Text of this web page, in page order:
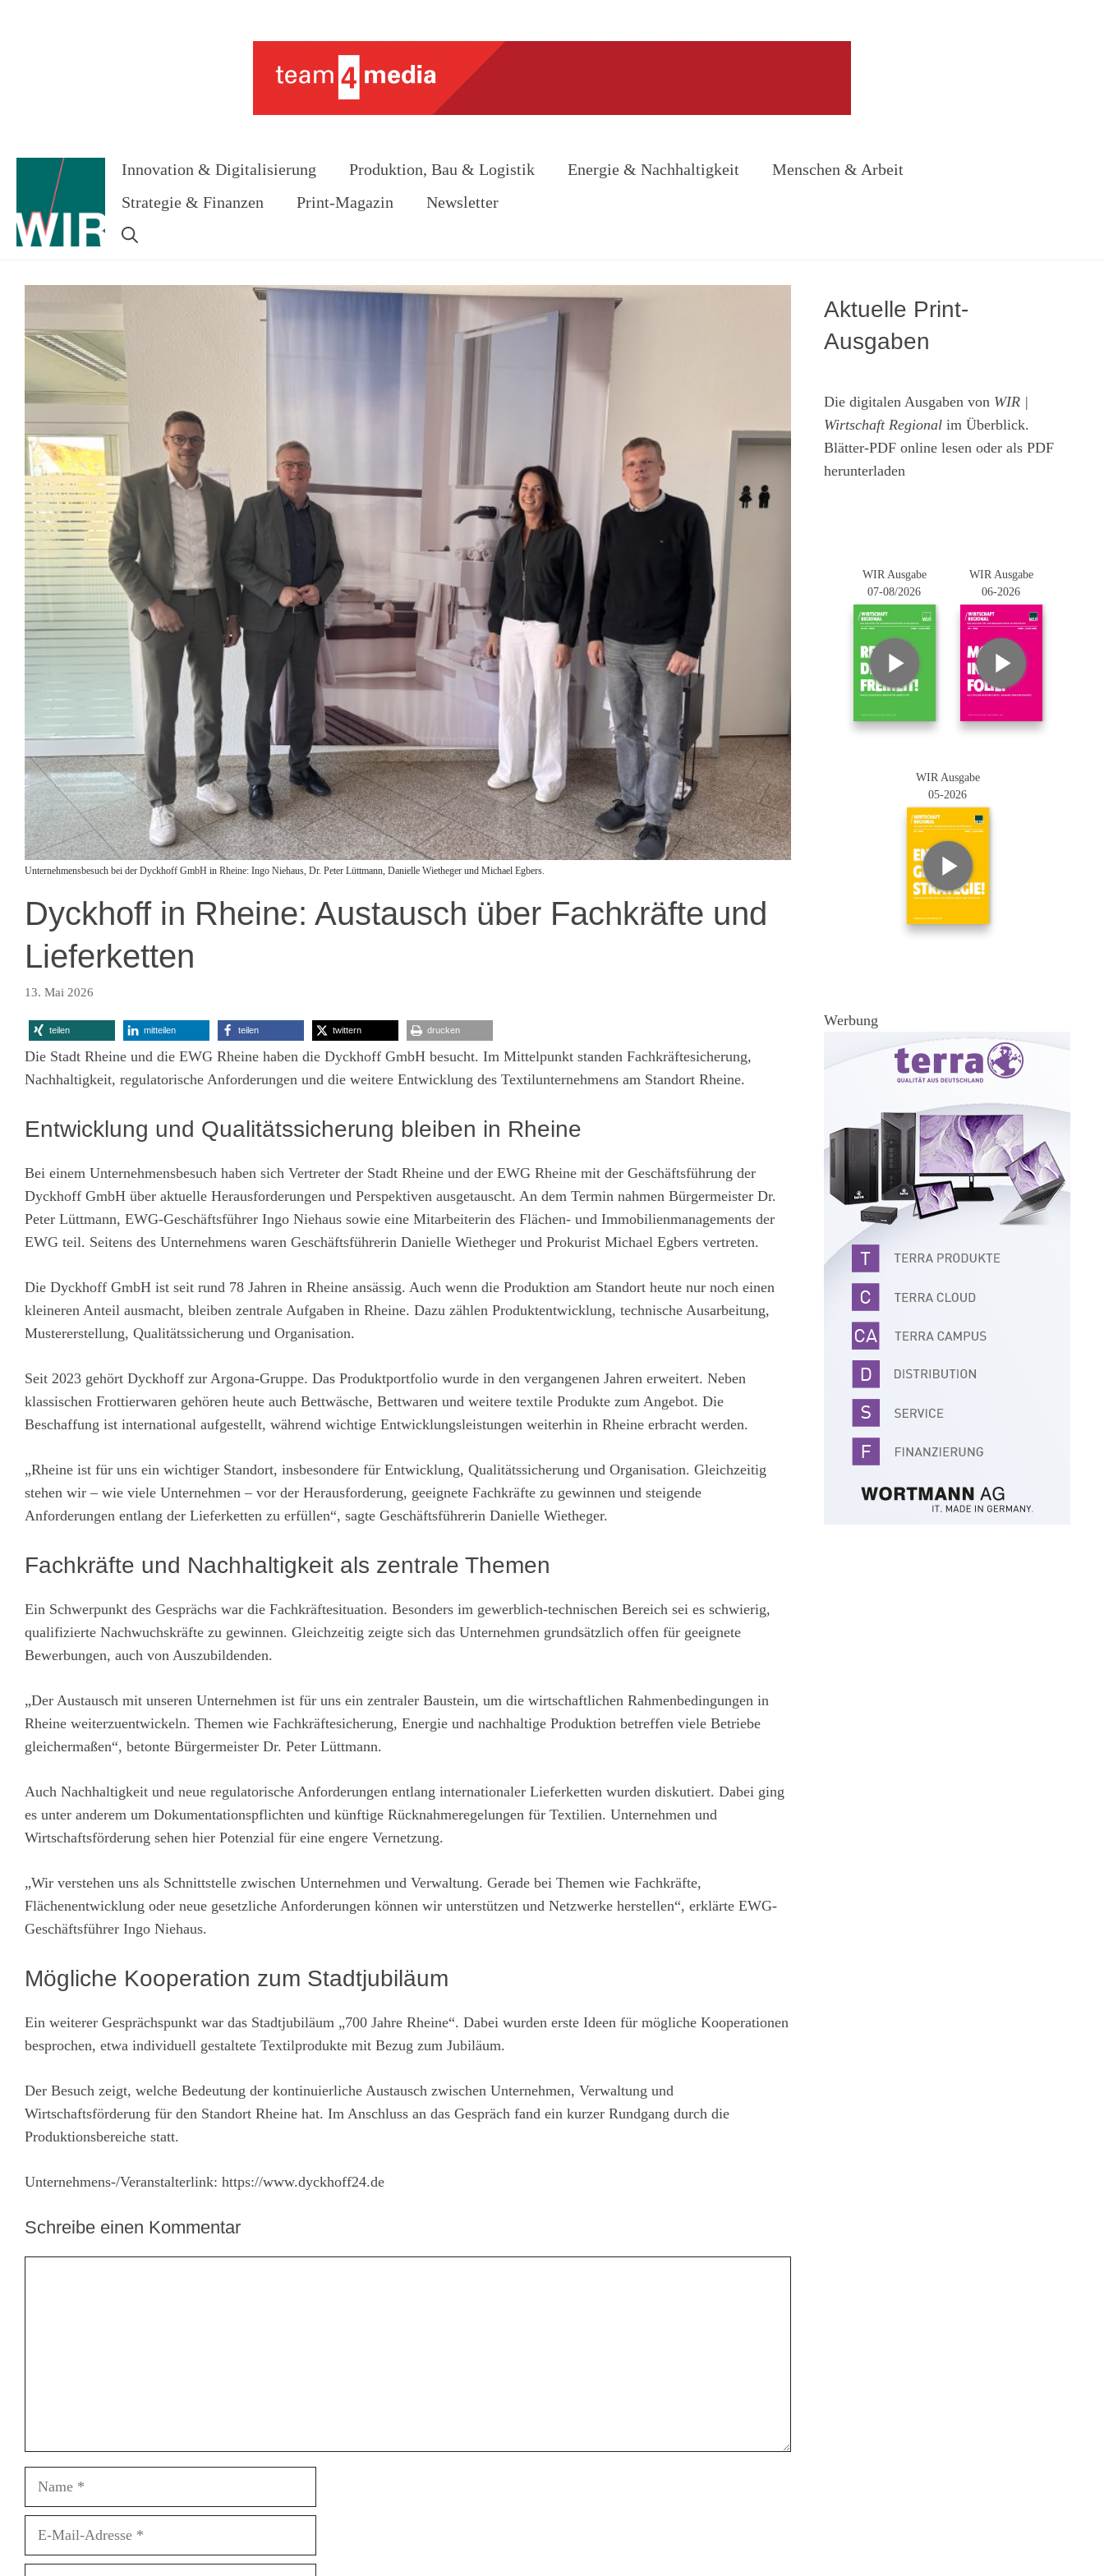
Innovation & Digitalisierung Produktion, Bau & Logistik Energie & Nachhaltigkeit
Menschen & Arbeit
Strategie & Finanzen
Print-Magazin Newsletter
Unternehmensbesuch bei der Dyckhoff GmbH in Rheine: Ingo Niehaus, Dr. Peter Lüttmann, Danielle Wietheger und Michael Egbers.
Dyckhoff in Rheine: Austausch über Fachkräfte und
Lieferketten
13. Mai 2026
teilen mitteilen teilen twittern drucken
Die Stadt Rheine und die EWG Rheine haben die Dyckhoff GmbH besucht. Im Mittelpunkt standen Fachkräftesicherung,
Nachhaltigkeit, regulatorische Anforderungen und die weitere Entwicklung des Textilunternehmens am Standort Rheine.
Entwicklung und Qualitätssicherung bleiben in Rheine
Bei einem Unternehmensbesuch haben sich Vertreter der Stadt Rheine und der EWG Rheine mit der Geschäftsführung der
Dyckhoff GmbH über aktuelle Herausforderungen und Perspektiven ausgetauscht. An dem Termin nahmen Bürgermeister Dr.
Peter Lüttmann, EWG-Geschäftsführer Ingo Niehaus sowie eine Mitarbeiterin des Flächen- und Immobilienmanagements der
EWG teil. Seitens des Unternehmens waren Geschäftsführerin Danielle Wietheger und Prokurist Michael Egbers vertreten.
Die Dyckhoff GmbH ist seit rund 78 Jahren in Rheine ansässig. Auch wenn die Produktion am Standort heute nur noch einen
kleineren Anteil ausmacht, bleiben zentrale Aufgaben in Rheine. Dazu zählen Produktentwicklung, technische Ausarbeitung,
Mustererstellung, Qualitätssicherung und Organisation.
Seit 2023 gehört Dyckhoff zur Argona-Gruppe. Das Produktportfolio wurde in den vergangenen Jahren erweitert. Neben
klassischen Frottierwaren gehören heute auch Bettwäsche, Bettwaren und weitere textile Produkte zum Angebot. Die
Beschaffung ist international aufgestellt, während wichtige Entwicklungsleistungen weiterhin in Rheine erbracht werden.
„Rheine ist für uns ein wichtiger Standort, insbesondere für Entwicklung, Qualitätssicherung und Organisation. Gleichzeitig
stehen wir – wie viele Unternehmen – vor der Herausforderung, geeignete Fachkräfte zu gewinnen und steigende
Anforderungen entlang der Lieferketten zu erfüllen“, sagte Geschäftsführerin Danielle Wietheger.
Fachkräfte und Nachhaltigkeit als zentrale Themen
Ein Schwerpunkt des Gesprächs war die Fachkräftesituation. Besonders im gewerblich-technischen Bereich sei es schwierig,
qualifizierte Nachwuchskräfte zu gewinnen. Gleichzeitig zeigte sich das Unternehmen grundsätzlich offen für geeignete
Bewerbungen, auch von Auszubildenden.
„Der Austausch mit unseren Unternehmen ist für uns ein zentraler Baustein, um die wirtschaftlichen Rahmenbedingungen in
Rheine weiterzuentwickeln. Themen wie Fachkräftesicherung, Energie und nachhaltige Produktion betreffen viele Betriebe
gleichermaßen“, betonte Bürgermeister Dr. Peter Lüttmann.
Auch Nachhaltigkeit und neue regulatorische Anforderungen entlang internationaler Lieferketten wurden diskutiert. Dabei ging
es unter anderem um Dokumentationspflichten und künftige Rücknahmeregelungen für Textilien. Unternehmen und
Wirtschaftsförderung sehen hier Potenzial für eine engere Vernetzung.
„Wir verstehen uns als Schnittstelle zwischen Unternehmen und Verwaltung. Gerade bei Themen wie Fachkräfte,
Flächenentwicklung oder neue gesetzliche Anforderungen können wir unterstützen und Netzwerke herstellen“, erklärte EWG-
Geschäftsführer Ingo Niehaus.
Mögliche Kooperation zum Stadtjubiläum
Ein weiterer Gesprächspunkt war das Stadtjubiläum „700 Jahre Rheine“. Dabei wurden erste Ideen für mögliche Kooperationen
besprochen, etwa individuell gestaltete Textilprodukte mit Bezug zum Jubiläum.
Der Besuch zeigt, welche Bedeutung der kontinuierliche Austausch zwischen Unternehmen, Verwaltung und
Wirtschaftsförderung für den Standort Rheine hat. Im Anschluss an das Gespräch fand ein kurzer Rundgang durch die
Produktionsbereiche statt.
Unternehmens-/Veranstalterlink: https://www.dyckhoff24.de
Schreibe einen Kommentar
Name
Aktuelle Print-
Ausgaben
Die digitalen Ausgaben von WIR |
Wirtschaft Regional im Überblick.
Blätter-PDF online lesen oder als PDF
herunterladen
WIR Ausgabe
07-08/2026
WIR Ausgabe
06-2026
WIR Ausgabe
05-2026
Werbung